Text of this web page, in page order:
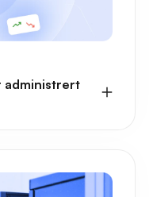
administrert